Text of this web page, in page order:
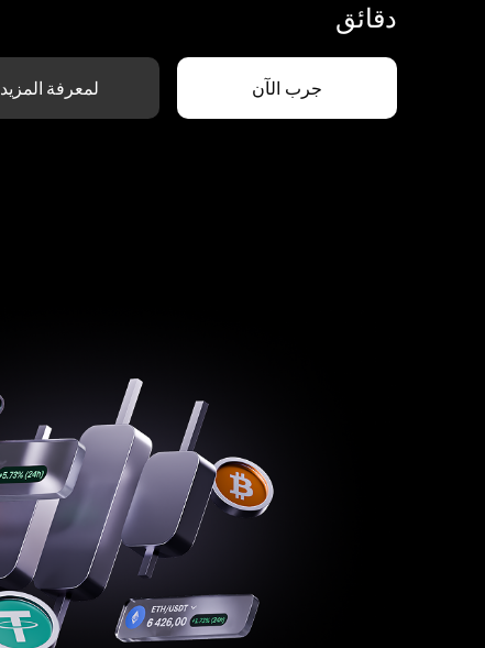
دقائق
جرب الآن لمعرفة المزيد